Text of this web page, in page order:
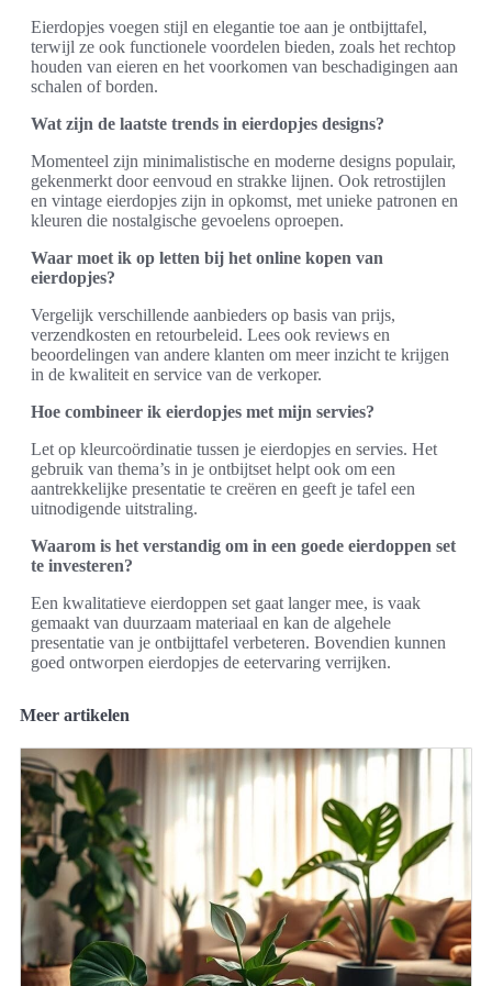
Eierdopjes voegen stijl en elegantie toe aan je ontbijttafel,
terwijl ze ook functionele voordelen bieden, zoals het rechtop
houden van eieren en het voorkomen van beschadigingen aan
schalen of borden.
Wat zijn de laatste trends in eierdopjes designs?
Momenteel zijn minimalistische en moderne designs populair,
gekenmerkt door eenvoud en strakke lijnen. Ook retrostijlen
en vintage eierdopjes zijn in opkomst, met unieke patronen en
kleuren die nostalgische gevoelens oproepen.
Waar moet ik op letten bij het online kopen van
eierdopjes?
Vergelijk verschillende aanbieders op basis van prijs,
verzendkosten en retourbeleid. Lees ook reviews en
beoordelingen van andere klanten om meer inzicht te krijgen
in de kwaliteit en service van de verkoper.
Hoe combineer ik eierdopjes met mijn servies?
Let op kleurcoördinatie tussen je eierdopjes en servies. Het
gebruik van thema’s in je ontbijtset helpt ook om een
aantrekkelijke presentatie te creëren en geeft je tafel een
uitnodigende uitstraling.
Waarom is het verstandig om in een goede eierdoppen set
te investeren?
Een kwalitatieve eierdoppen set gaat langer mee, is vaak
gemaakt van duurzaam materiaal en kan de algehele
presentatie van je ontbijttafel verbeteren. Bovendien kunnen
goed ontworpen eierdopjes de eetervaring verrijken.
Meer artikelen